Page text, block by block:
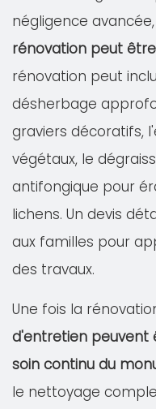
négligence
rénovation peut
rénovation peut
désherbage
graviers décoratifs,
végétaux, le
antifongique pour
lichens. Un devis
aux familles pour
des travaux.
Une fois la
d'entretien peuvent
soin continu du
le nettoyage